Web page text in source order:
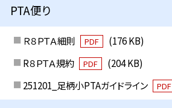
PTA便り
Ｒ８ＰＴＡ細則 PDF
(176 KB)
R８ＰＴＡ規約
PDF
(204 KB)
251201_足柄小PTAガイドライン
PDF